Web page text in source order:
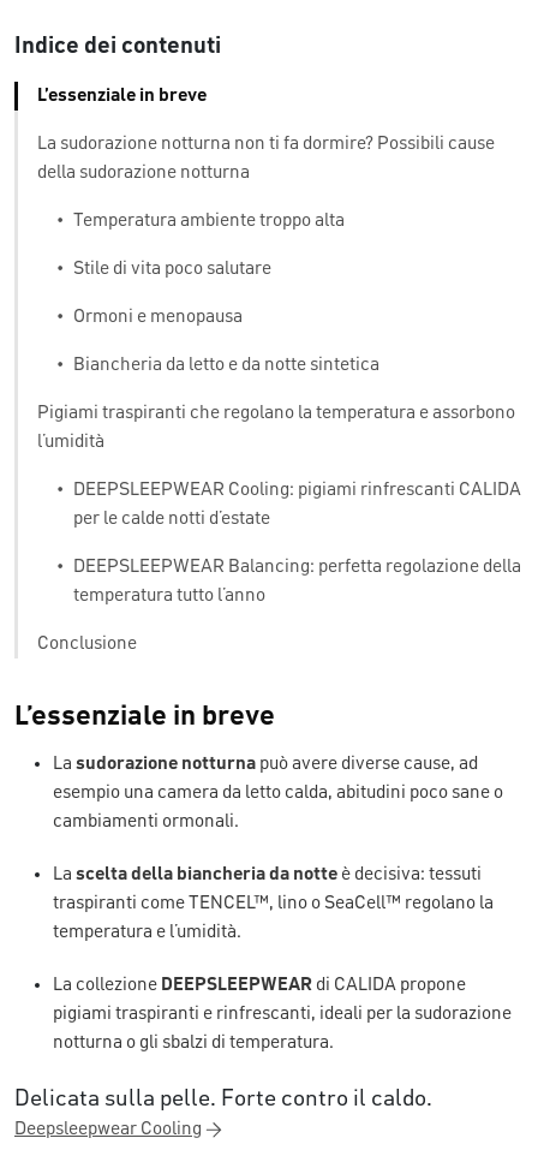
Indice dei contenuti
L’essenziale in breve
La sudorazione notturna non ti fa dormire? Possibili cause
della sudorazione notturna
• Temperatura ambiente troppo alta
• Stile di vita poco salutare
• Ormoni e menopausa
• Biancheria da letto e da notte sintetica
Pigiami traspiranti che regolano la temperatura e assorbono
l’umidità
•
DEEPSLEEPWEAR Cooling: pigiami rinfrescanti CALIDA
per le calde notti d’estate
•
DEEPSLEEPWEAR Balancing: perfetta regolazione della
temperatura tutto l’anno
Conclusione
L’essenziale in breve
La sudorazione notturna può avere diverse cause, ad
esempio una camera da letto calda, abitudini poco sane o
cambiamenti ormonali.
La scelta della biancheria da notte è decisiva: tessuti
traspiranti come TENCEL™, lino o SeaCell™ regolano la
temperatura e l’umidità.
La collezione DEEPSLEEPWEAR di CALIDA propone
pigiami traspiranti e rinfrescanti, ideali per la sudorazione
notturna o gli sbalzi di temperatura.
Delicata sulla pelle. Forte contro il caldo.
Deepsleepwear Cooling